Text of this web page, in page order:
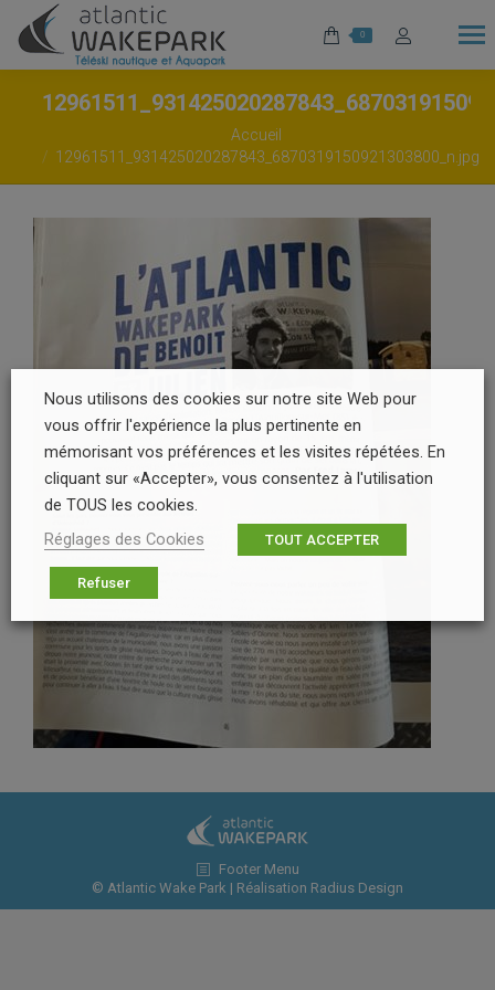
0
Accueil
12961511_931425020287843_6870319150921303800_n.jpg
Footer Menu
© Atlantic Wake Park | Réalisation Radius Design
Nous utilisons des cookies sur notre site Web pour
vous offrir l'expérience la plus pertinente en
mémorisant vos préférences et les visites répétées. En
cliquant sur «Accepter», vous consentez à l'utilisation
de TOUS les cookies.
Réglages des Cookies
TOUT ACCEPTER
Refuser